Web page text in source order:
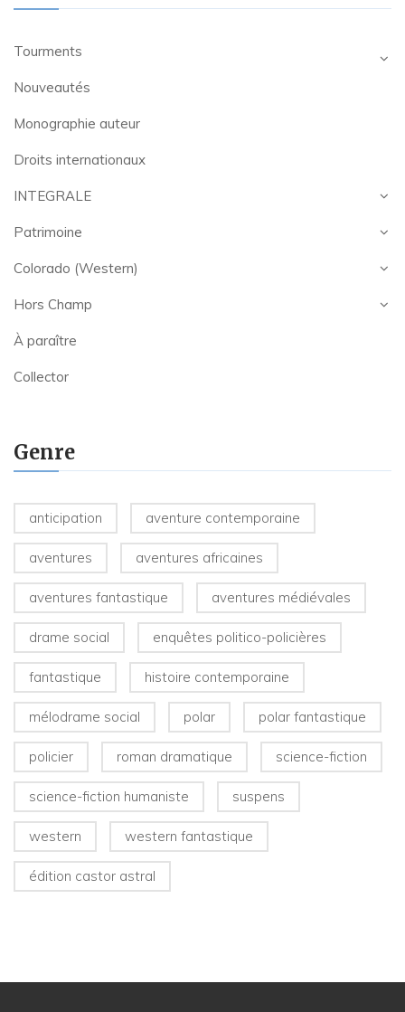
Tourments
Nouveautés
Monographie auteur
Droits internationaux
INTEGRALE
Patrimoine
Colorado (Western)
Hors Champ
À paraître
Collector
Genre
anticipation aventure contemporaine
aventures aventures africaines
aventures fantastique aventures médiévales
drame social enquêtes politico-policières
fantastique histoire contemporaine
mélodrame social polar polar fantastique
policier roman dramatique science-fiction
science-fiction humaniste suspens
western western fantastique
édition castor astral